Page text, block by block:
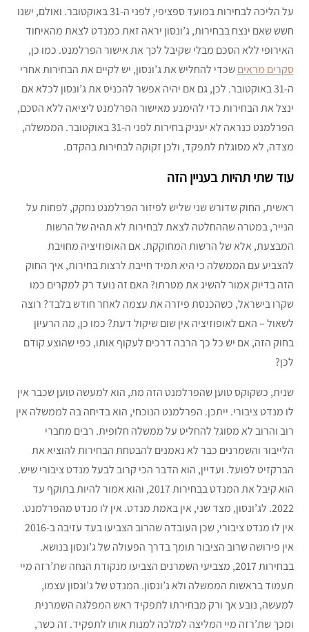
על הליכה לבחירות במועד ספציפי, לפני ה-31 באוקטובר. ואולם, ישנו
חשש שאם ינצח בבחירות, ג’ונסון יראה זאת כמנדט לצאת מהאיחוד
האירופי ללא הסכם מבלי שקיבל לכך את אישור הפרלמנט. כמו כן,
סקרים מראיםשכדי להחליש את ג’ונסון, יש לקיים את הבחירות אחרי
ה-31 באוקטובר. לכן, גם אם יהיה אפשר להכניס את ג’ונסון לכלא אם
ינצל את הבחירות כדי להימנע מאישור הפרלמנט ליציאה ללא הסכם,
הפרלמנט כנראה לא יעניק בחירות לפני ה-31 באוקטובר. הממשלה,
מצדה, לא מסוגלת לתפקד, ולכן זקוקה לבחירות בהקדם.
עוד שתי תהיות בעניין הזה
ראשית, החוק שדורש שני שליש לפיזור הפרלמנט נחקק, לפחות על
הנייר, במטרה שההחלטה לצאת לבחירות לא תהיה של הרשות
המבצעת, אלא של הרשות המחוקקת. אם האופוזיציה מחויבת
להצביע עם הממשלה כי היא תמיד חייבת לרצות בחירות, איך החוק
הזה בדיוק אמור להשיג את מטרתו? האם זה נועד רק למקרים כמו
שקרו בישראל, כשהכנסת פיזרה את עצמה לאחר חודש בלבד? רוצה
לשאול – האם לאופוזיציה אין שום שיקול דעת? כמו כן, מה הרעיון
בחוק הזה, אם יש כל כך הרבה דרכים לעקוף אותו, כפי שהוצע קודם
לכן?
שנית, כשקוקס טוען שהפרלמנט הזה מת, הוא למעשה טוען שכבר אין
לו מנדט ציבורי. ייתכן. הפרלמנט הנוכחי, הוא בדיחה בה לממשלה אין
רוב והרוב לא מסוגל להחליט על ממשלה חלופית. רבים מחברי
הלייבור והשמרנים כבר לא נאמנים להבטחת הבחירות להוציא את
הברקזיט לפועל. ועדיין, הוא הדבר הכי קרוב לבעל מנדט ציבורי שיש.
הוא קיבל את המנדט בבחירות 2017, והוא אמור להיות בתוקף עד
2022. לג’ונסון, מצד שני, אין באמת מנדט. אין לו מנדט מהפרלמנט.
אין לו מנדט ציבורי, שכן העובדה שהרוב הצביעו בעד עזיבה ב-2016
אין פירושה שרוב הציבור תומך בדרך הפעולה של ג’ונסון בנושא.
בבחירות 2017, מצביעי השמרנים הצביעו מנקודת הנחה שת’רזה מיי
תעמוד בראשות הממשלה ולא ג’ונסון. המנדט של ג’ונסון עצמו,
למעשה, נובע אך ורק מבחירתו לתפקיד ראש המפלגה השמרנית
ומכך שת’רזה מיי המליצה למלכה למנות אותו לתפקיד. זה כשר,